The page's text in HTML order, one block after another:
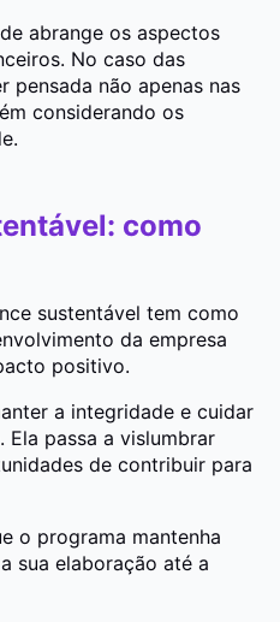
abrange os aspectos
No caso das
pensada não apenas nas
considerando os
como
sustentável tem como
da empresa
positivo.
a integridade e cuidar
Ela passa a vislumbrar
de contribuir para
o programa mantenha
sua elaboração até a